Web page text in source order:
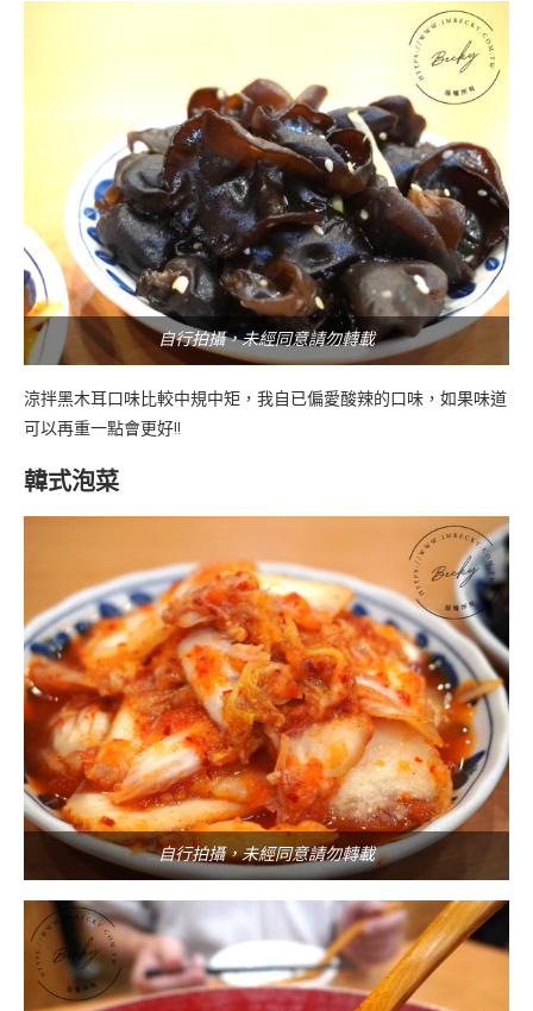
自行拍攝，未經同意請勿轉載
涼拌黑木耳口味比較中規中矩，我自已偏愛酸辣的口味，如果味道
可以再重一點會更好!!
韓式泡菜
自行拍攝，未經同意請勿轉載